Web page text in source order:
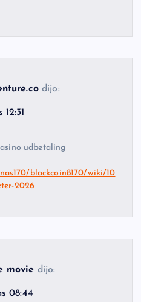
dijo:
udbetaling
blackcoin8170/wiki/10
2026
movie dijo:
08:44